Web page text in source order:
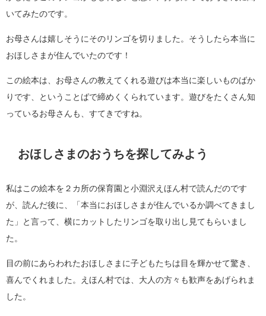
いてみたのです。
お母さんは嬉しそうにそのリンゴを切りました。そうしたら本当に
おほしさまが住んでいたのです！
この絵本は、お母さんの教えてくれる遊びは本当に楽しいものばか
りです、ということばで締めくくられています。遊びをたくさん知
っているお母さんも、すてきですね。
おほしさまのおうちを探してみよう
私はこの絵本を２カ所の保育園と小淵沢えほん村で読んだのです
が、読んだ後に、「本当におほしさまが住んでいるか調べてきまし
た」と言って、横にカットしたリンゴを取り出し見てもらいまし
た。
目の前にあらわれたおほしさまに子どもたちは目を輝かせて驚き、
喜んでくれました。えほん村では、大人の方々も歓声をあげられま
した。